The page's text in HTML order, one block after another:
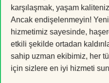
karşılaşmak, yaşam
Ancak endişelenmeyin!
hizmetimiz sayesinde,
etkili şekilde ortadan
sahip uzman ekibimiz, her
için sizlere en iyi hizmeti